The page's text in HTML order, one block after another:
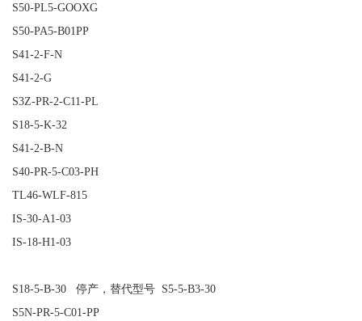
S50-PL5-GOOXG
S50-PA5-B01PP
S41-2-F-N
S41-2-G
S3Z-PR-2-C11-PL
S18-5-K-32
S41-2-B-N
S40-PR-5-C03-PH
TL46-WLF-815
IS-30-A1-03
IS-18-H1-03
S18-5-B-30 停产，替代型号 S5-5-B3-30
S5N-PR-5-C01-PP